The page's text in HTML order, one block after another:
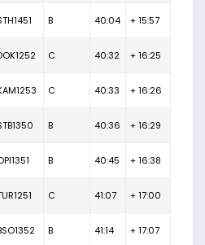
B 40:04 + 15:57
C 40:32 + 16:25
C 40:33 + 16:26
B 40:36 + 16:29
B 40:45 + 16:38
C 41:07 + 17:00
B 41:14 + 17:07